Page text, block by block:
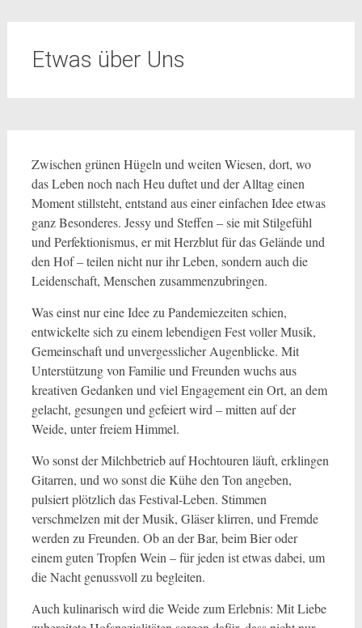
Etwas über Uns
Zwischen grünen Hügeln und weiten Wiesen, dort, wo
das Leben noch nach Heu duftet und der Alltag einen
Moment stillsteht, entstand aus einer einfachen Idee etwas
ganz Besonderes. Jessy und Steffen – sie mit Stilgefühl
und Perfektionismus, er mit Herzblut für das Gelände und
den Hof – teilen nicht nur ihr Leben, sondern auch die
Leidenschaft, Menschen zusammenzubringen.
Was einst nur eine Idee zu Pandemiezeiten schien,
entwickelte sich zu einem lebendigen Fest voller Musik,
Gemeinschaft und unvergesslicher Augenblicke. Mit
Unterstützung von Familie und Freunden wuchs aus
kreativen Gedanken und viel Engagement ein Ort, an dem
gelacht, gesungen und gefeiert wird – mitten auf der
Weide, unter freiem Himmel.
Wo sonst der Milchbetrieb auf Hochtouren läuft, erklingen
Gitarren, und wo sonst die Kühe den Ton angeben,
pulsiert plötzlich das Festival-Leben. Stimmen
verschmelzen mit der Musik, Gläser klirren, und Fremde
werden zu Freunden. Ob an der Bar, beim Bier oder
einem guten Tropfen Wein – für jeden ist etwas dabei, um
die Nacht genussvoll zu begleiten.
Auch kulinarisch wird die Weide zum Erlebnis: Mit Liebe